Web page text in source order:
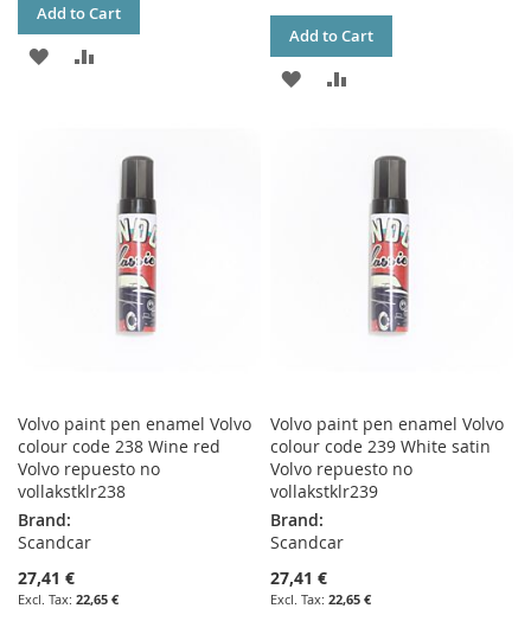
Add to Cart
ADD
Add to Cart
ADD
COMPARE
Volvo paint pen enamel Volvo
colour code 238 Wine red
Volvo repuesto no
vollakstklr238
Brand:
Scandcar
27,41 €
22,65 €
Volvo paint pen enamel Volvo
colour code 239 White satin
Volvo repuesto no
vollakstklr239
Brand:
Scandcar
27,41 €
22,65 €